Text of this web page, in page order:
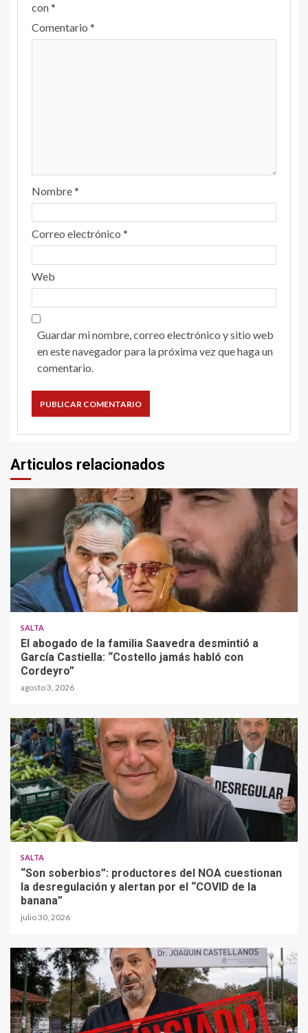
con*
Comentario *
Nombre*
Correo electrónico *
Web
Guardar mi nombre, correo electrónico y sitio web
en este navegador para la próxima vez que haga un
comentario.
Articulos relacionados
SALTA
El abogado de la familia Saavedra desmintió a
García Castiella: “Costello jamás habló con
Cordeyro”
agosto 3, 2026
SALTA
“Son soberbios”: productores del NOA cuestionan
la desregulación y alertan por el “COVID de la
banana”
julio 30, 2026